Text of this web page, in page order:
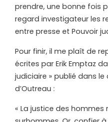
prendre, une bonne fois
regard investigateur les
entre presse et Pouvoir
Pour finir, il me plaît de
écrites par Erik Emptaz
judiciaire » publié dans
d’Outreau :
« La justice des hommes